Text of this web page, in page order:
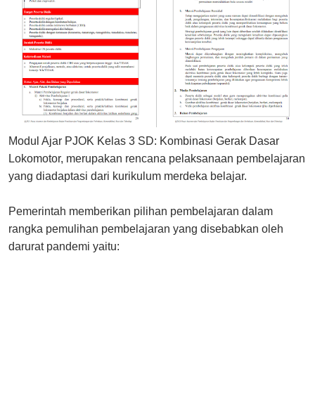
Modul Ajar PJOK Kelas 3 SD: Kombinasi Gerak Dasar
Lokomotor, merupakan rencana pelaksanaan pembelajaran
yang diadaptasi dari kurikulum merdeka belajar.
Pemerintah memberikan pilihan pembelajaran dalam
rangka pemulihan pembelajaran yang disebabkan oleh
darurat pandemi yaitu: